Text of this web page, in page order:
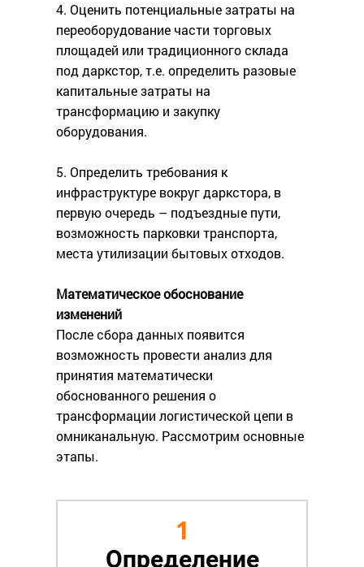
4. Оценить потенциальные затраты на
переоборудование части торговых
площадей или традиционного склада
под даркстор, т.е. определить разовые
капитальные затраты на
трансформацию и закупку
оборудования.
5. Определить требования к
инфраструктуре вокруг даркстора, в
первую очередь – подъездные пути,
возможность парковки транспорта,
места утилизации бытовых отходов.
Математическое обоснование
изменений
После сбора данных появится
возможность провести анализ для
принятия математически
обоснованного решения о
трансформации логистической цепи в
омниканальную. Рассмотрим основные
этапы.
1
Определение